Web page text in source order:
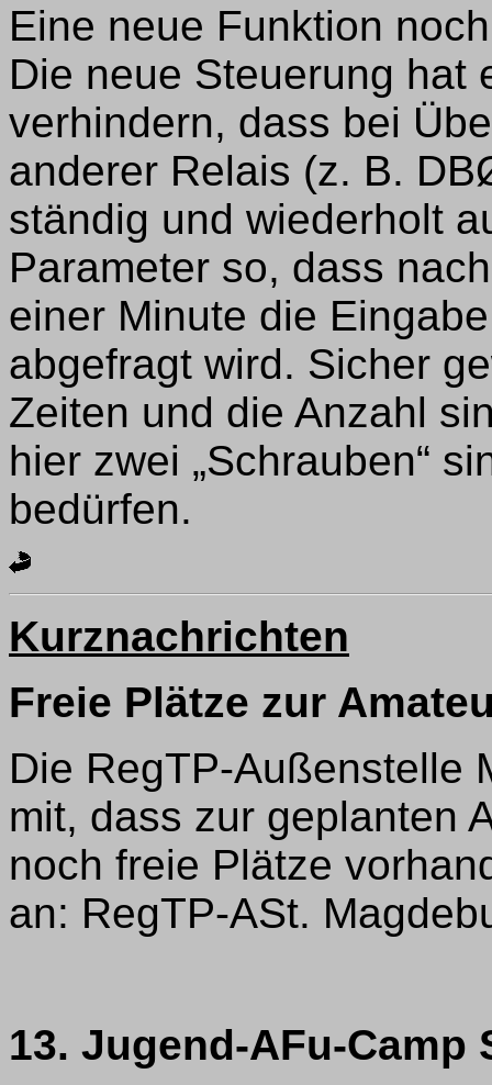
Eine neue Funktion
Die neue Steuerung hat
verhindern, dass bei
anderer Relais (z. B.
ständig und wiederholt
Parameter so, dass
einer Minute die
abgefragt wird. Sicher
Zeiten und die Anzahl
hier zwei „Schrauben“
bedürfen.
Kurznachrichten
Freie Plätze zur
Die RegTP-Außenstelle
mit, dass zur geplanten
noch freie Plätze
an: RegTP-ASt.
13. Jugend-AFu-